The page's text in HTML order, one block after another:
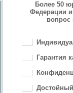
Более 50
Федерации
вопрос
Гарантия